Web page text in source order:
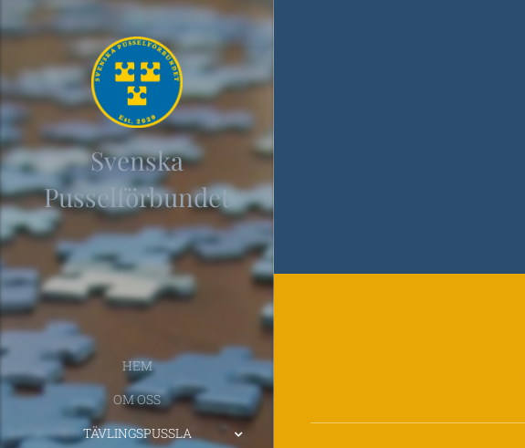
Svenska
Pusselförbundet
HEM
OM OSS
TÄVLINGSPUSSLA